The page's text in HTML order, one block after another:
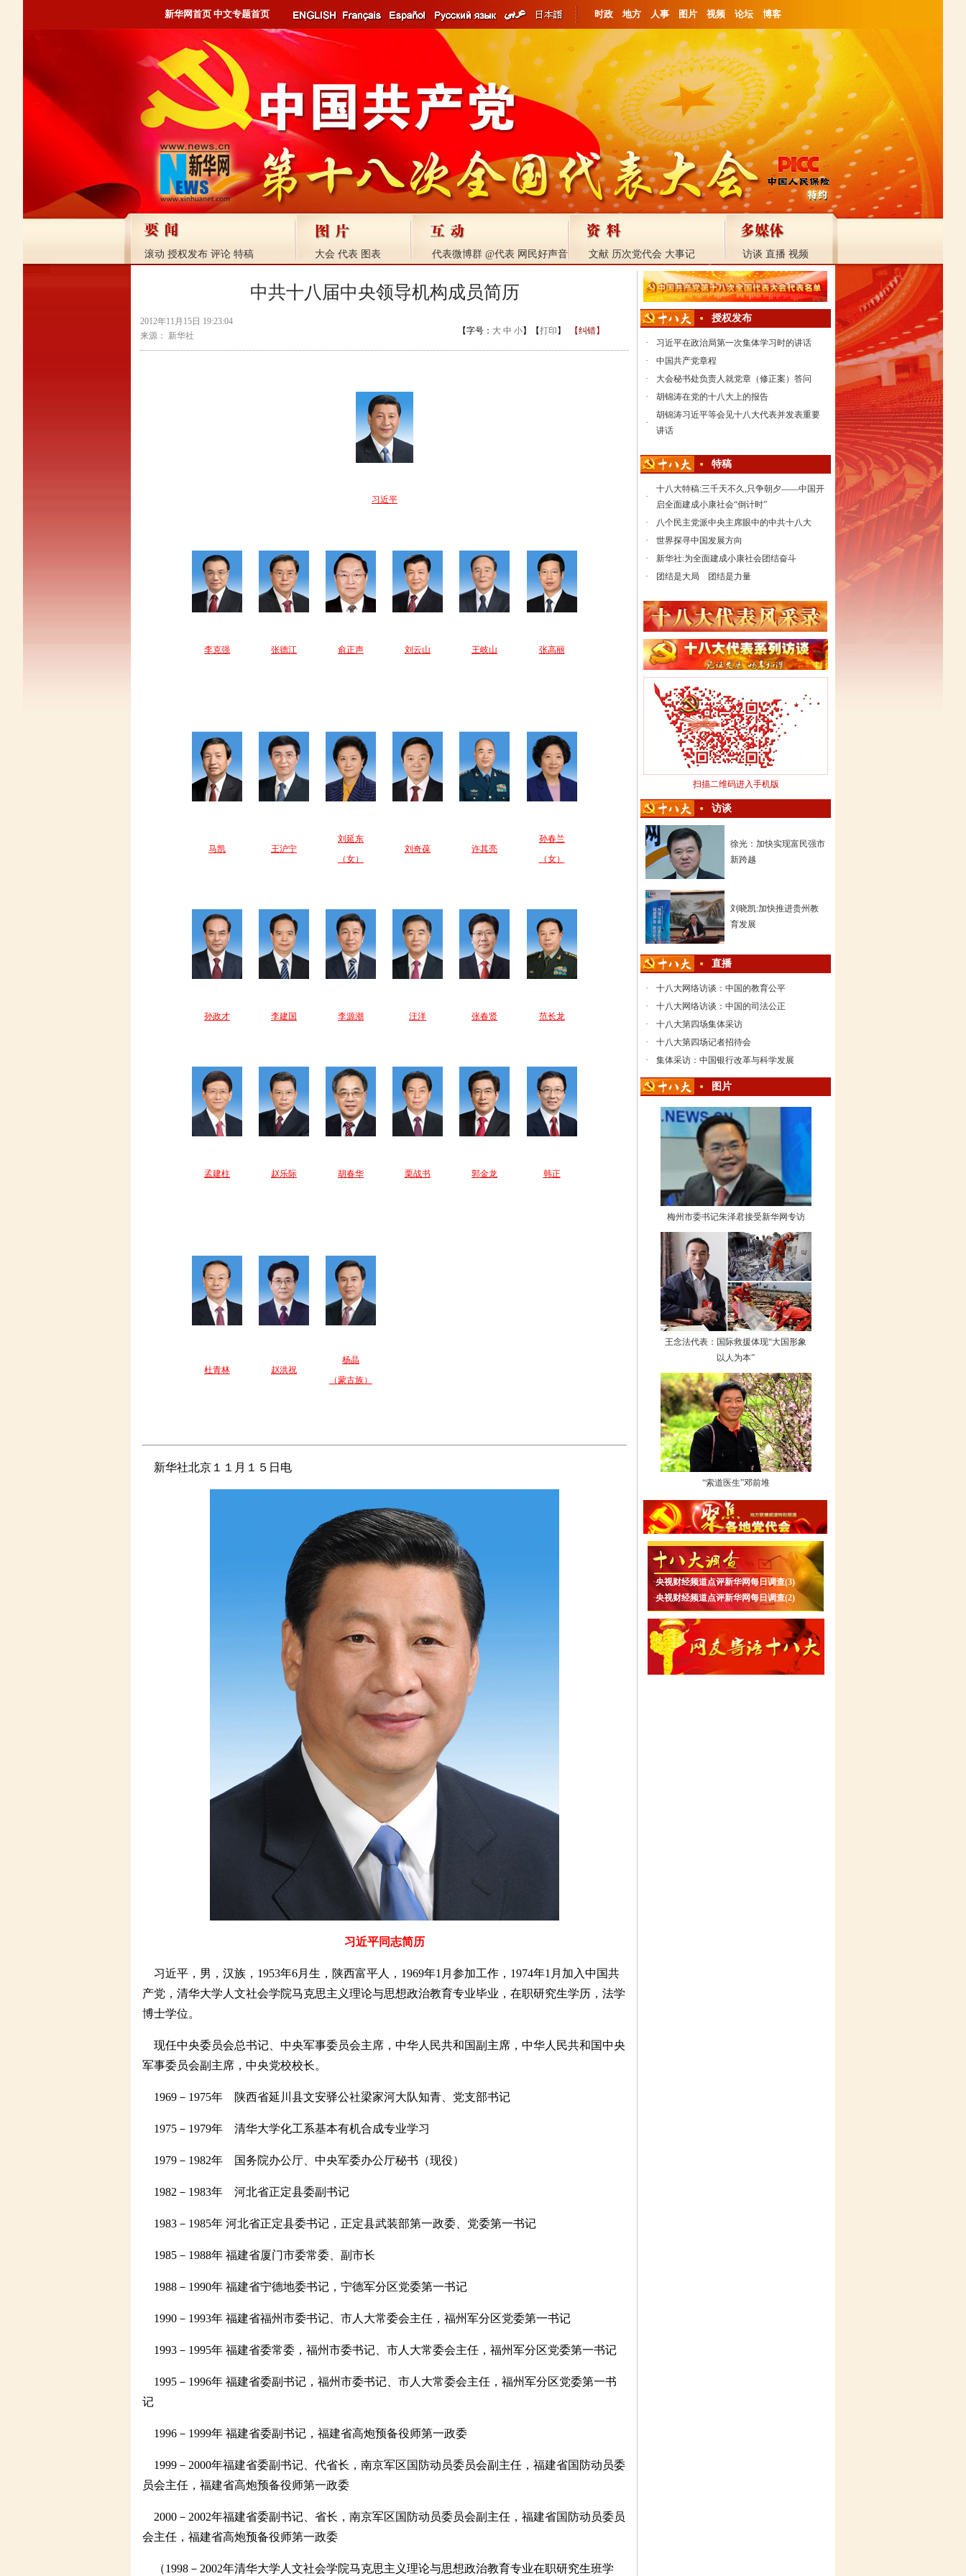
新华网首页 中文专题首页 时政 地方 人事 图片 视频 论坛 博客
滚动 授权发布 评论 特稿 大会 代表 图表 代表微博群 @代表 网民好声音 文献 历次党代会 大事记 访谈 直播 视频
中共十八届中央领导机构成员简历
2012年11月15日 19:23:04
来源： 新华社
【字号： 大 中 小】【打印 】 【纠错】
习近平
李克强 张德江 俞正声 刘云山 王岐山 张高丽
马凯 王沪宁
刘延东
（女）
刘奇葆 许其亮
孙春兰
（女）
孙政才 李建国 李源潮 汪洋 张春贤 范长龙
孟建柱 赵乐际 胡春华 栗战书 郭金龙 韩正
杜青林 赵洪祝
杨晶
（蒙古族）
新华社北京１１月１５日电
习近平同志简历
习近平，男，汉族，1953年6月生，陕西富平人，1969年1月参加工作，1974年1月加入中国共
产党，清华大学人文社会学院马克思主义理论与思想政治教育专业毕业，在职研究生学历，法学
博士学位。
现任中央委员会总书记、中央军事委员会主席，中华人民共和国副主席，中华人民共和国中央
军事委员会副主席，中央党校校长。
1969－1975年 陕西省延川县文安驿公社梁家河大队知青、党支部书记
1975－1979年 清华大学化工系基本有机合成专业学习
1979－1982年 国务院办公厅、中央军委办公厅秘书（现役）
1982－1983年 河北省正定县委副书记
1983－1985年 河北省正定县委书记，正定县武装部第一政委、党委第一书记
1985－1988年 福建省厦门市委常委、副市长
1988－1990年 福建省宁德地委书记，宁德军分区党委第一书记
1990－1993年 福建省福州市委书记、市人大常委会主任，福州军分区党委第一书记
1993－1995年 福建省委常委，福州市委书记、市人大常委会主任，福州军分区党委第一书记
1995－1996年 福建省委副书记，福州市委书记、市人大常委会主任，福州军分区党委第一书
记
1996－1999年 福建省委副书记，福建省高炮预备役师第一政委
1999－2000年福建省委副书记、代省长，南京军区国防动员委员会副主任，福建省国防动员委
员会主任，福建省高炮预备役师第一政委
2000－2002年福建省委副书记、省长，南京军区国防动员委员会副主任，福建省国防动员委员
会主任，福建省高炮预备役师第一政委
（1998－2002年清华大学人文社会学院马克思主义理论与思想政治教育专业在职研究生班学
授权发布
·
习近平在政治局第一次集体学习时的讲话
·
中国共产党章程
·
大会秘书处负责人就党章（修正案）答问
·
胡锦涛在党的十八大上的报告
·
胡锦涛习近平等会见十八大代表并发表重要
讲话
特稿
·
十八大特稿:三千天不久,只争朝夕——中国开
启全面建成小康社会“倒计时”
·
八个民主党派中央主席眼中的中共十八大
·
世界探寻中国发展方向
·
新华社:为全面建成小康社会团结奋斗
·
团结是大局 团结是力量
扫描二维码进入手机版
访谈
徐光：加快实现富民强市
新跨越
刘晓凯:加快推进贵州教
育发展
直播
·
十八大网络访谈：中国的教育公平
·
十八大网络访谈：中国的司法公正
·
十八大第四场集体采访
·
十八大第四场记者招待会
·
集体采访：中国银行改革与科学发展
图片
梅州市委书记朱泽君接受新华网专访
王念法代表：国际救援体现“大国形象
以人为本”
“索道医生”邓前堆
·央视财经频道点评新华网每日调查(3)
·央视财经频道点评新华网每日调查(2)